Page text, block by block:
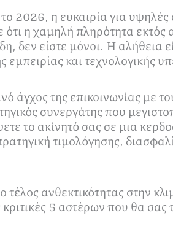
2026, η ευκαιρία για υψηλές
η χαμηλή πληρότητα εκτός
δεν είστε μόνοι. Η αλήθεια
εμπειρίας και τεχνολογικής
άγχος της επικοινωνίας με
συνεργάτης που
το ακίνητό σας σε μια
τιμολόγησης,
ανθεκτικότητας στην
5 αστέρων που θα σας